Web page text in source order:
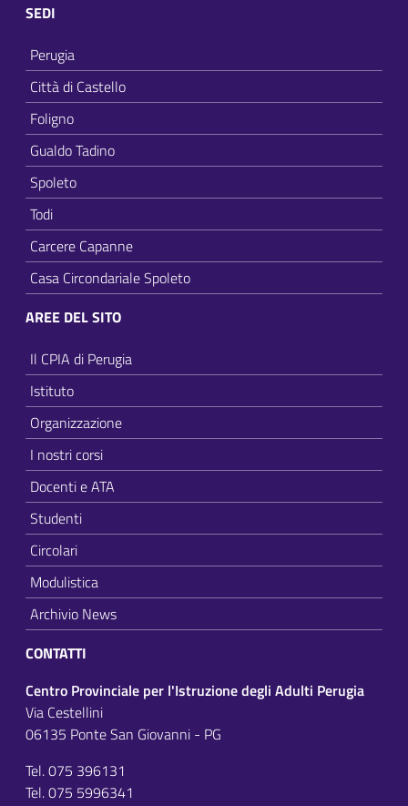
SEDI
Perugia
Città di Castello
Foligno
Gualdo Tadino
Spoleto
Todi
Carcere Capanne
Casa Circondariale Spoleto
AREE DEL SITO
Il CPIA di Perugia
Istituto
Organizzazione
I nostri corsi
Docenti e ATA
Studenti
Circolari
Modulistica
Archivio News
CONTATTI
Centro Provinciale per l'Istruzione degli Adulti Perugia
Via Cestellini
06135 Ponte San Giovanni - PG
Tel. 075 396131
Tel. 075 5996341